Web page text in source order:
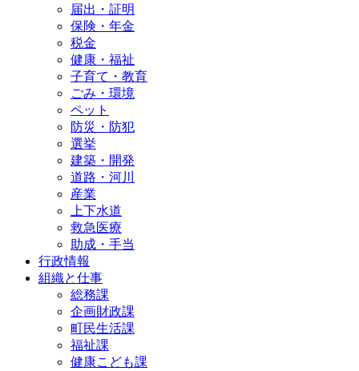
届出・証明
保険・年金
税金
健康・福祉
子育て・教育
ごみ・環境
ペット
防災・防犯
選挙
建築・開発
道路・河川
産業
上下水道
救急医療
助成・手当
行政情報
組織と仕事
総務課
企画財政課
町民生活課
福祉課
健康こども課